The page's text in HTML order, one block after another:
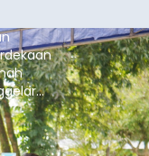
Rabu